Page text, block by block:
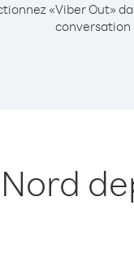
«Viber Out»
conversation